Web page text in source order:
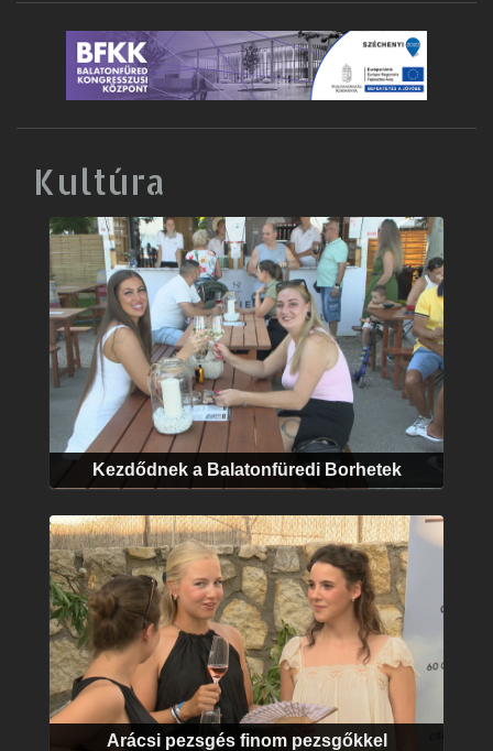
Kultúra
Kezdődnek a Balatonfüredi Borhetek
Arácsi pezsgés finom pezsgőkkel